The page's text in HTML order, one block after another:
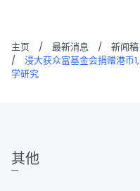
主页 / 最新消息 /
新闻稿
/
浸大获众富基金会捐赠港币
学研究
其他